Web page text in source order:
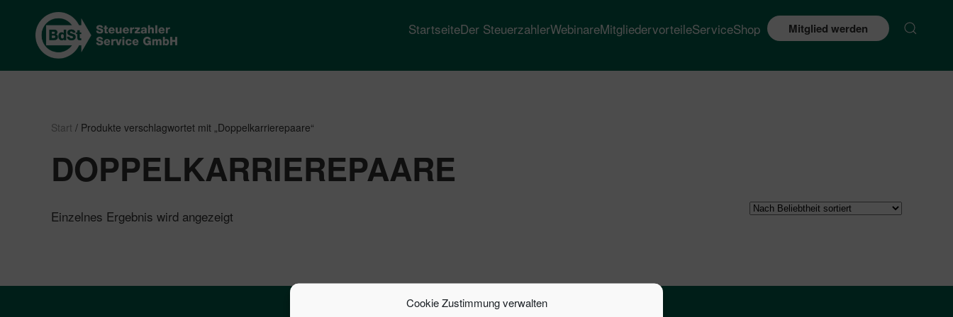
Cookie Zustimmung verwalten
StartseiteDer SteuerzahlerWebinareMitgliedervorteileServiceShop Mitglied werden
Start / Produkte verschlagwortet mit „Doppelkarrierepaare“
DOPPELKARRIEREPAARE
Einzelnes Ergebnis wird angezeigt